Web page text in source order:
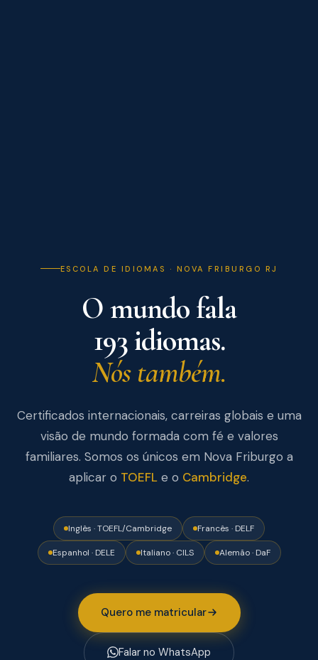
ESCOLA DE IDIOMAS · NOVA FRIBURGO RJ
O mundo fala
193 idiomas.
Nós também.
Certificados internacionais, carreiras globais e uma
visão de mundo formada com fé e valores
familiares. Somos os únicos em Nova Friburgo a
aplicar o TOEFL e o Cambridge.
Inglês · TOEFL/Cambridge Francês · DELF
Espanhol · DELE Italiano · CILS Alemão · DaF
Quero me matricular
Falar no WhatsApp